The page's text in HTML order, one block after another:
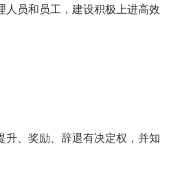
员和员工，建设积极上进高效
、奖励、辞退有决定权，并知